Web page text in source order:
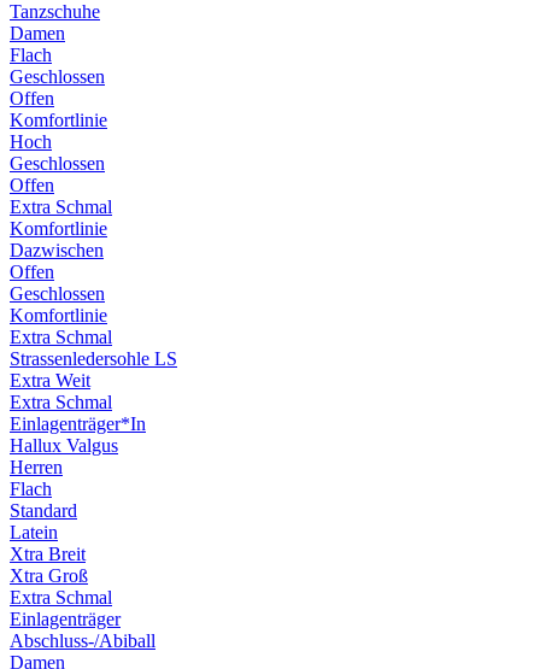
Tanzschuhe
Damen
Flach
Geschlossen
Offen
Komfortlinie
Hoch
Geschlossen
Offen
Extra Schmal
Komfortlinie
Dazwischen
Offen
Geschlossen
Komfortlinie
Extra Schmal
Strassenledersohle LS
Extra Weit
Extra Schmal
Einlagenträger*In
Hallux Valgus
Herren
Flach
Standard
Latein
Xtra Breit
Xtra Groß
Extra Schmal
Einlagenträger
Abschluss-/Abiball
Damen